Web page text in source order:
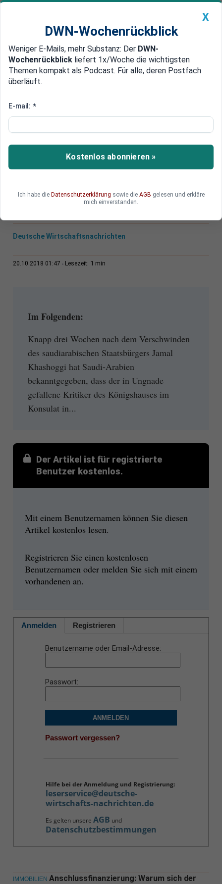
Newsticker MEIN DWN: Geldanlage Premium
Edelmetalle DWN-Magazin China
MBS baut Geheimdienst um
Saudi-Arabien: Khashoggi starb
nach Faustkampf in Konsulat in
Istanbul
Saudi-Arabien hat den Tod von Jamal Khashoggi
umgebaut werden.
Deutsche Wirtschaftsnachrichten
20.10.2018 01:47 Lesezeit: 1 min
Im Folgenden:
Knapp drei Wochen nach dem Verschwinden
des saudiarabischen Staatsbürgers Jamal
Khashoggi hat Saudi-Arabien
bekanntgegeben, dass der in Ungnade
gefallene Kritiker des Königshauses im
Konsulat in...
Der Artikel ist für registrierte
Benutzer kostenlos.
Mit einem Benutzernamen können Sie diesen
Artikel kostenlos lesen.
Registrieren Sie einen kostenlosen
Benutzernamen oder melden Sie sich mit einem
vorhandenen an.
Anmelden Registrieren
Benutzername oder Email-Adresse
Passwort
ANMELDEN
Passwort vergessen?
Hilfe bei der Anmeldung und Registrierung:
leserservice@deutsche-
wirtschafts-nachrichten.de
Es gelten unsere AGB und
Datenschutzbestimmungen
X
DWN-Wochenrückblick
Weniger E-Mails, mehr Substanz: Der DWN-
Wochenrückblick liefert 1x/Woche die wichtigsten
Themen kompakt als Podcast. Für alle, deren Postfach
überläuft.
E-mail: *
Kostenlos abonnieren »
Ich habe die Datenschutzerklärung sowie die AGB gelesen und erkläre
mich einverstanden.
IMMOBILIEN Anschlussfinanzierung: Warum sich der